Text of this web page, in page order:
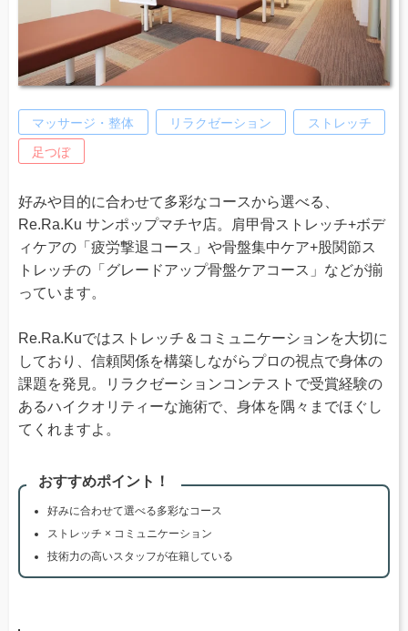
マッサージ・整体 リラクゼーション ストレッチ
足つぼ
好みや目的に合わせて多彩なコースから選べる、
Re.Ra.Ku サンポップマチヤ店。肩甲骨ストレッチ+ボデ
ィケアの「疲労撃退コース」や骨盤集中ケア+股関節ス
トレッチの「グレードアップ骨盤ケアコース」などが揃
っています。
Re.Ra.Kuではストレッチ＆コミュニケーションを大切に
しており、信頼関係を構築しながらプロの視点で身体の
課題を発見。リラクゼーションコンテストで受賞経験の
あるハイクオリティーな施術で、身体を隅々までほぐし
てくれますよ。
おすすめポイント！
好みに合わせて選べる多彩なコース
ストレッチ × コミュニケーション
技術力の高いスタッフが在籍している